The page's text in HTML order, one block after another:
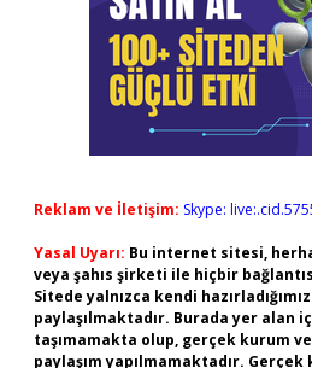
Reklam ve İletişim: Skype:
Yasal Uyarı: Bu internet sitesi,
veya şahıs şirketi ile hiçbir
Sitede yalnızca kendi
paylaşılmaktadır. Burada yer alan
taşımamakta olup, gerçek kurum
paylaşım yapılmamaktadır.